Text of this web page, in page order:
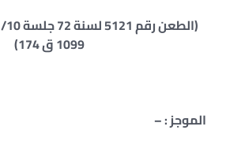
1099 ق 174)
الموجز : –